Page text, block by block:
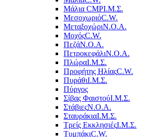
Μάλια CMPΙ.Μ.Σ.
ΜεσοχωριόC.W.
ΜεταξοχώριΝ.Ο.Α.
ΜοχόςC.W.
ΠεζάΝ.Ο.Α.
ΠετροκεφάλιΝ.Ο.Α.
ΠλώραΙ.Μ.Σ.
Προφήτης ΗλίαςC.W.
ΠυράθιΙ.Μ.Σ.
Πύργος
Σίβας ΦαιστούΙ.Μ.Σ.
ΣτάβιεςΝ.Ο.Α.
ΣταυράκιαΙ.Μ.Σ.
Τρείς ΕκκλησιέςΙ.Μ.Σ.
ΤυμπάκιC.W.